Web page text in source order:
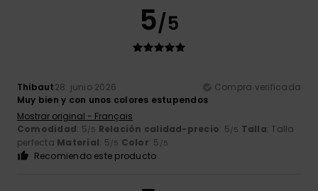
5/5
Thibaut28. junio 2026
Compra verificada
Muy bien y con unos colores estupendos
Mostrar original - Français
Comodidad: 5/5 Relación calidad-precio: 5/5 Talla: Talla
perfecta Material: 5/5 Color: 5 /5
Recomiendo este producto